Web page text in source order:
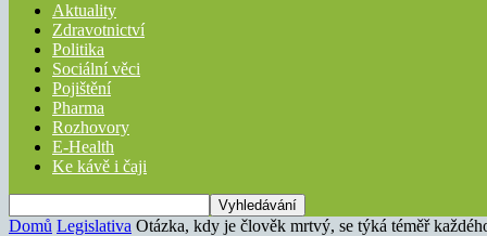
Aktuality
Zdravotnictví
Politika
Sociální věci
Pojištění
Pharma
Rozhovory
E-Health
Ke kávě i čaji
Domů Legislativa Otázka, kdy je člověk mrtvý, se týká téměř